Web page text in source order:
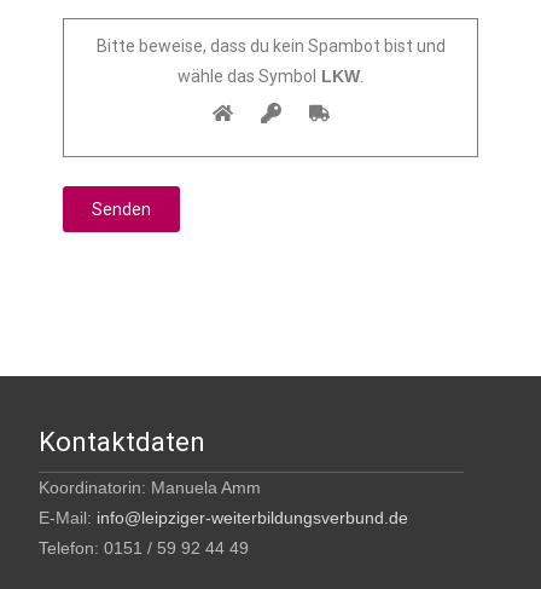
Bitte beweise, dass du kein Spambot bist und
wähle das Symbol LKW
Kontaktdaten
Koordinatorin: Manuela Amm
E-Mail: info@leipziger-weiterbildungsverbund.de
Telefon: 0151 / 59 92 44 49